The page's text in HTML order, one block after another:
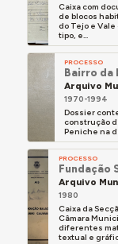
Caixa com
de blocos
do Tejo e
tipo, e...
PROCESSO
Bairro da
Arquivo
1970-1994
Dossier
construção
Peniche na
PROCESSO
Fundação
Arquivo
1980
Caixa da
Câmara
diferentes
textual e